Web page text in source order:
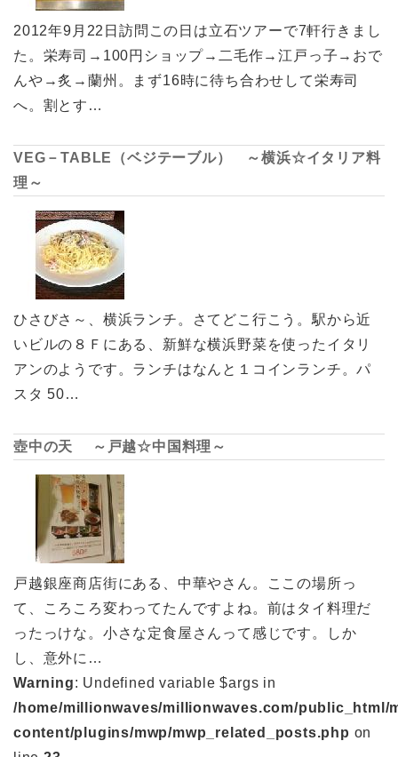
2012年9月22日訪問この日は立石ツアーで7軒行きまし
た。栄寿司→100円ショップ→二毛作→江戸っ子→おで
んや→炙→蘭州。まず16時に待ち合わせして栄寿司
へ。割とす…
VEG－TABLE（ベジテーブル） ～横浜☆イタリア料
理～
ひさびさ～、横浜ランチ。さてどこ行こう。駅から近
いビルの８Ｆにある、新鮮な横浜野菜を使ったイタリ
アンのようです。ランチはなんと１コインランチ。パ
スタ 50…
壺中の天 ～戸越☆中国料理～
戸越銀座商店街にある、中華やさん。ここの場所っ
て、ころころ変わってたんですよね。前はタイ料理だ
ったっけな。小さな定食屋さんって感じです。しか
し、意外に…
Warning: Undefined variable $args in
/home/millionwaves/millionwaves.com/public_html/
content/plugins/mwp/mwp_related_posts.php on